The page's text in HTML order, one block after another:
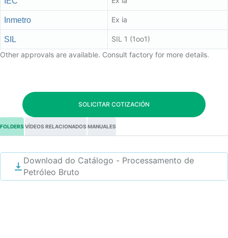
Inmetro Ex ia
SIL
SIL 1 (1oo1)
Other approvals are available. Consult factory for more details.
SOLICITAR COTIZACIÓN
FOLDERS VÍDEOS RELACIONADOS MANUALES
Download do Catálogo - Processamento de
Petróleo Bruto